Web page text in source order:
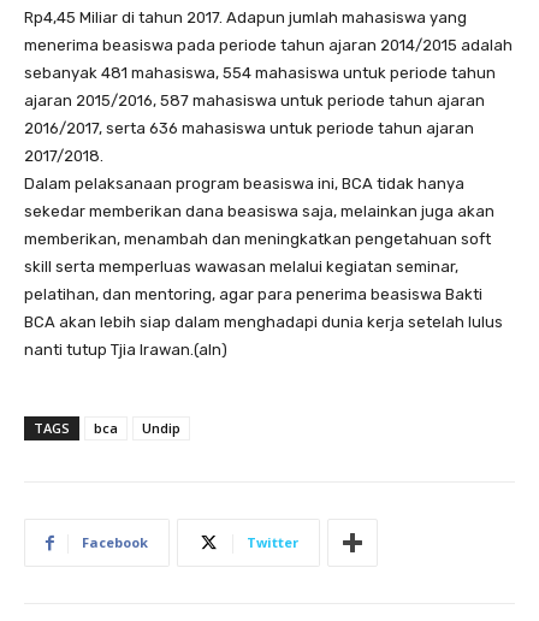
Rp4,45 Miliar di tahun 2017. Adapun jumlah mahasiswa yang
menerima beasiswa pada periode tahun ajaran 2014/2015 adalah
sebanyak 481 mahasiswa, 554 mahasiswa untuk periode tahun
ajaran 2015/2016, 587 mahasiswa untuk periode tahun ajaran
2016/2017, serta 636 mahasiswa untuk periode tahun ajaran
2017/2018.
Dalam pelaksanaan program beasiswa ini, BCA tidak hanya
sekedar memberikan dana beasiswa saja, melainkan juga akan
memberikan, menambah dan meningkatkan pengetahuan soft
skill serta memperluas wawasan melalui kegiatan seminar,
pelatihan, dan mentoring, agar para penerima beasiswa Bakti
BCA akan lebih siap dalam menghadapi dunia kerja setelah lulus
nanti tutup Tjia Irawan.(aln)
TAGS bca Undip
Facebook Twitter